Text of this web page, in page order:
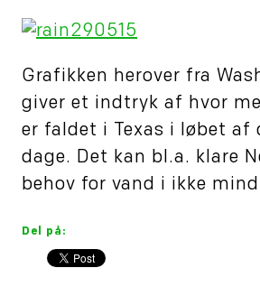
Grafikken herover fra
giver et indtryk af hvor
er faldet i Texas i løbet af
dage. Det kan bl.a. klare
behov for vand i ikke
Del på: